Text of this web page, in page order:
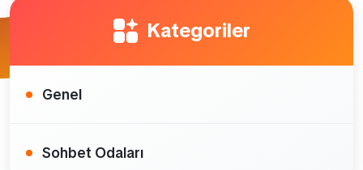
Kategoriler
Genel
Sohbet Odaları